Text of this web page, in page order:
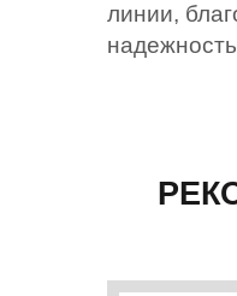
линии,